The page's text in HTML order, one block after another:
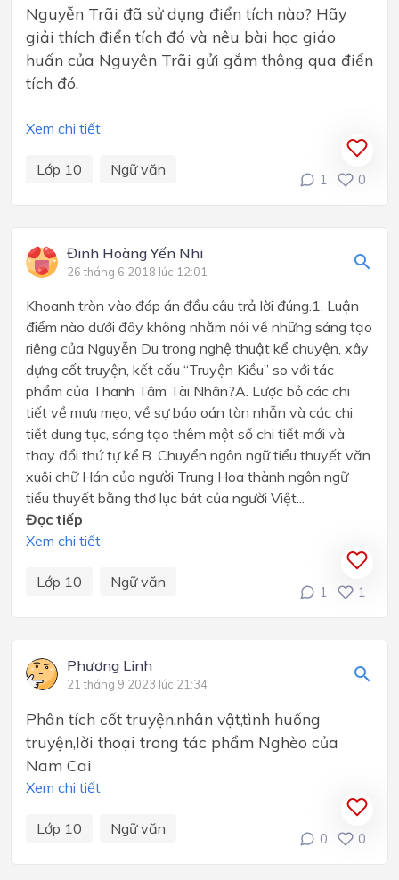
Nguyễn Trãi đã sử dụng điển tích nào? Hãy
giải thích điển tích đó và nêu bài học giáo
huấn của Nguyên Trãi gửi gắm thông qua điển
tích đó.
Xem chi tiết
Lớp 10 Ngữ văn
1 0
Đinh Hoàng Yến Nhi
26 tháng 6 2018 lúc 12:01
Khoanh tròn vào đáp án đầu câu trả lời đúng.1. Luận
điểm nào dưới đây không nhằm nói về những sáng tạo
riêng của Nguyễn Du trong nghệ thuật kể chuyện, xây
dựng cốt truyện, kết cấu “Truyện Kiều” so với tác
phẩm của Thanh Tâm Tài Nhân?A. Lược bỏ các chi
tiết về mưu mẹo, về sự báo oán tàn nhẫn và các chi
tiết dung tục, sáng tạo thêm một số chi tiết mới và
thay đổi thứ tự kể.B. Chuyển ngôn ngữ tiểu thuyết văn
xuôi chữ Hán của người Trung Hoa thành ngôn ngữ
tiểu thuyết bằng thơ lục bát của người Việt...
Đọc tiếp
Xem chi tiết
Lớp 10 Ngữ văn
1 1
Phương Linh
21 tháng 9 2023 lúc 21:34
Phân tích cốt truyện,nhân vật,tình huống
truyện,lời thoại trong tác phẩm Nghèo của
Nam Cai
Xem chi tiết
Lớp 10 Ngữ văn
0 0